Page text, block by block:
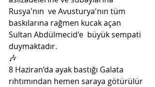
Rusya'nın  ve Avusturya'nın tüm
baskılarına rağmen kucak açan
Sultan Abdülmecid'e  büyük sempati
duymaktadır.
🎶
8 Haziran’da ayak bastığı Galata
rıhtımından hemen saraya götürülür